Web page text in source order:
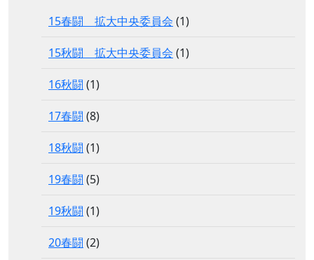
15春闘 拡大中央委員会 (1)
15秋闘 拡大中央委員会 (1)
16秋闘 (1)
17春闘 (8)
18秋闘 (1)
19春闘 (5)
19秋闘 (1)
20春闘 (2)